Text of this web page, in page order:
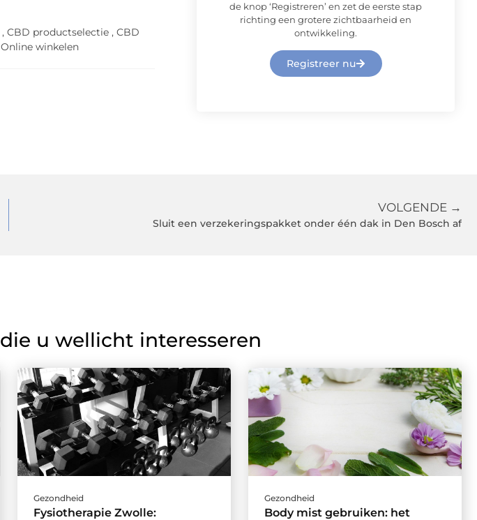
, CBD productselectie , CBD
Online winkelen
de knop ‘Registreren’ en zet de eerste stap
richting een grotere zichtbaarheid en
ontwikkeling.
Registreer nu
VOLGENDE →
Sluit een verzekeringspakket onder één dak in Den Bosch af
die u wellicht interesseren
Gezondheid
Fysiotherapie Zwolle:
Gezondheid
Body mist gebruiken: het